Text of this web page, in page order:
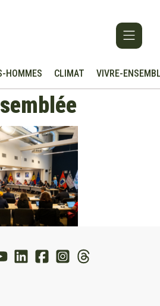
HOMMES CLIMAT VIVRE-